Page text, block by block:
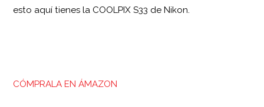
esto aquí tienes la COOLPIX S33 de Nikon.
CÓMPRALA EN ÁMAZON